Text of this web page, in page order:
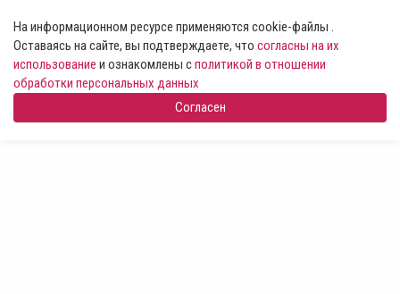
На информационном ресурсе применяются cookie-файлы .
Оставаясь на сайте, вы подтверждаете, что согласны на их
использование и ознакомлены сполитикой в отношении
обработки персональных данных
Согласен